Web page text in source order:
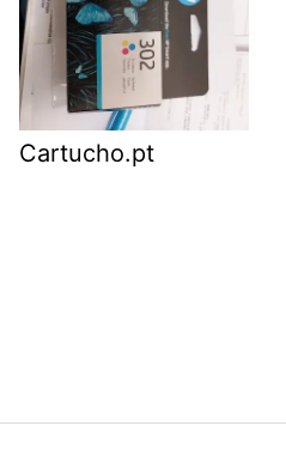
Cartucho.pt